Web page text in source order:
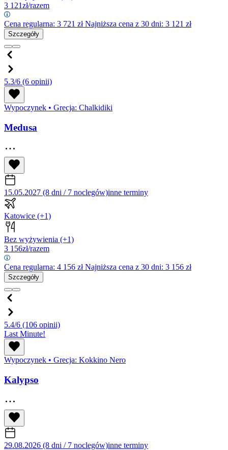
3 121zł/razem
Cena regularna: 3 721 złNajniższa cena z 30 dni: 3 121 zł
Szczegóły
5.3/6 (6 opinii)
Wypoczynek • Grecja: Chalkidiki
Medusa
15.05.2027 (8 dni / 7 noclegów)inne terminy
Katowice (+1)
Bez wyżywienia (+1)
3 156zł/razem
Cena regularna: 4 156 złNajniższa cena z 30 dni: 3 156 zł
Szczegóły
5.4/6 (106 opinii)
Last Minute!
Wypoczynek • Grecja: Kokkino Nero
Kalypso
29.08.2026 (8 dni / 7 noclegów)inne terminy